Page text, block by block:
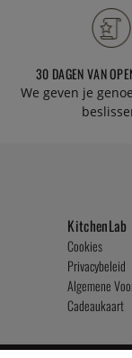
30 DAGEN VAN
We geven je
KitchenLab
Cookies
Privacybeleid
Algemene
Cadeaukaart